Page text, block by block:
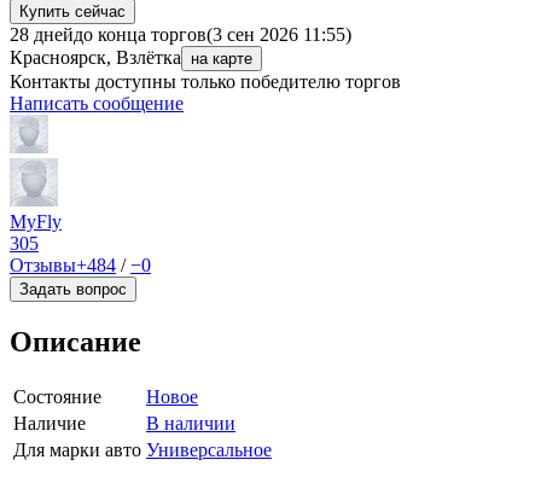
Купить сейчас
28 днейдо конца торгов(3 сен 2026 11:55)
Красноярск, Взлётка
на карте
Контакты доступны только победителю торгов
Написать сообщение
MyFly
305
Отзывы+484 /−0
Задать вопрос
Описание
Состояние
Новое
Наличие
В наличии
Для марки авто Универсальное